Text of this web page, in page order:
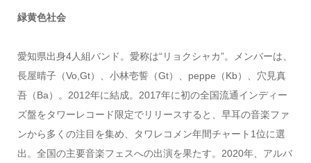
緑黄色社会
愛知県出身4人組バンド。愛称は“リョクシャカ”。メンバーは、
長屋晴子（Vo,Gt）、小林壱誓（Gt）、peppe（Kb）、穴見真
吾（Ba）。2012年に結成。2017年に初の全国流通インディー
ズ盤をタワーレコード限定でリリースすると、早耳の音楽ファ
ンから多くの注目を集め、タワレコメン年間チャート1位に選
出。全国の主要音楽フェスへの出演を果たす。2020年、アルバ